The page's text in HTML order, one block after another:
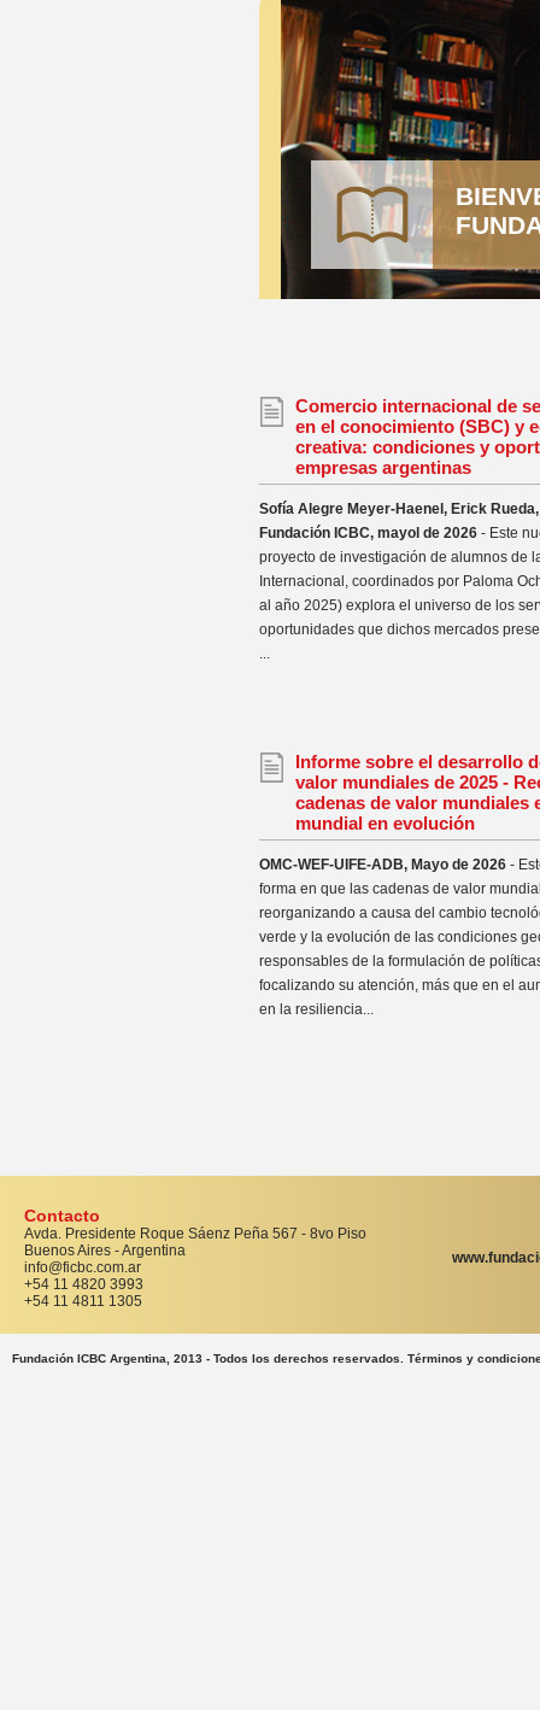
Comercio internacional de
en el conocimiento (SBC) y
creativa: condiciones y
empresas argentinas
Sofía Alegre Meyer-Haenel, Erick
Fundación ICBC, mayol de 2026 - Este
proyecto de investigación de alumnos de
Internacional, coordinados por Paloma
al año 2025) explora el universo de los
oportunidades que dichos mercados
...
Informe sobre el desarrollo
valor mundiales de 2025 -
cadenas de valor mundiales
mundial en evolución
OMC-WEF-UIFE-ADB, Mayo de 2026 -
forma en que las cadenas de valor
reorganizando a causa del cambio
verde y la evolución de las condiciones
responsables de la formulación de
focalizando su atención, más que en el
en la resiliencia...
Contacto
Avda. Presidente Roque Sáenz Peña 567 - 8vo Piso
Buenos Aires - Argentina
info@ficbc.com.ar
+54 11 4820 3993
+54 11 4811 1305
Fundación ICBC Argentina, 2013 - Todos los derechos reservados. Términos y